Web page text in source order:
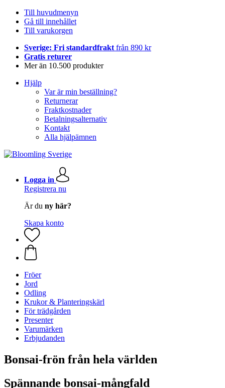
Till huvudmenyn
Gå till innehållet
Till varukorgen
Sverige: Fri standardfrakt från 890 kr
Gratis returer
Mer än 10.500 produkter
Hjälp
Var är min beställning?
Returnerar
Fraktkostnader
Betalningsalternativ
Kontakt
Alla hjälpämnen
Logga in
Registrera nu
Är du ny här?
Skapa konto
Fröer
Jord
Odling
Krukor & Planteringskärl
För trädgården
Presenter
Varumärken
Erbjudanden
Bonsai-frön från hela världen
Spännande bonsai-mångfald